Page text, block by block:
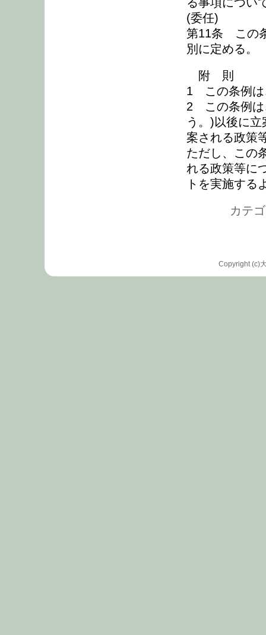
(委任)
第11条 この
別に定める。
附 則
1 この条例は
2 この条例は
う。)以後に
案される政策
ただし、この
れる政策等に
トを実施する
カテ
Copyright (c)